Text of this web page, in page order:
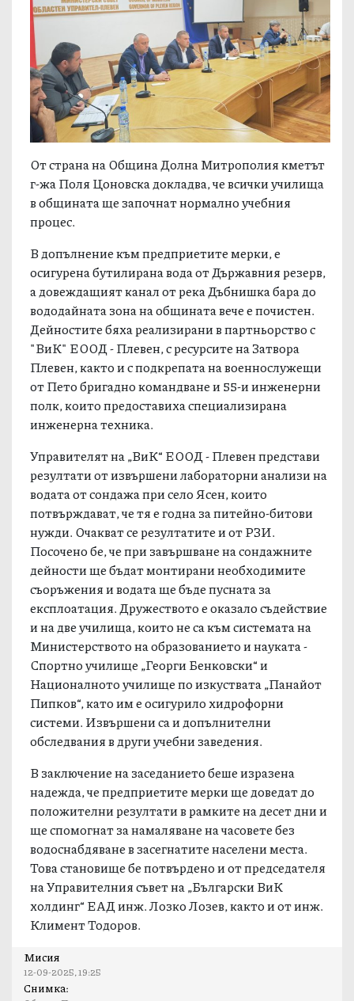
Мисия
12-09-2025, 19:25
Снимка:
От страна на Община Долна Митрополия кметът
г-жа Поля Цоновска докладва, че всички училища
в общината ще започнат нормално учебния
процес.
В допълнение към предприетите мерки, е
осигурена бутилирана вода от Държавния резерв,
а довеждащият канал от река Дъбнишка бара до
вододайната зона на общината вече е почистен.
Дейностите бяха реализирани в партньорство с
"ВиК" ЕООД - Плевен, с ресурсите на Затвора
Плевен, както и с подкрепата на военнослужещи
от Пето бригадно командване и 55-и инженерни
полк, които предоставиха специализирана
инженерна техника.
Управителят на „ВиК“ ЕООД - Плевен представи
резултати от извършени лабораторни анализи на
водата от сондажа при село Ясен, които
потвърждават, че тя е годна за питейно-битови
нужди. Очакват се резултатите и от РЗИ.
Посочено бе, че при завършване на сондажните
дейности ще бъдат монтирани необходимите
съоръжения и водата ще бъде пусната за
експлоатация. Дружеството е оказало съдействие
и на две училища, които не са към системата на
Министерството на образованието и науката -
Спортно училище „Георги Бенковски“ и
Националното училище по изкуствата „Панайот
Пипков“, като им е осигурило хидрофорни
системи. Извършени са и допълнителни
обследвания в други учебни заведения.
В заключение на заседанието беше изразена
надежда, че предприетите мерки ще доведат до
положителни резултати в рамките на десет дни и
ще спомогнат за намаляване на часовете без
водоснабдяване в засегнатите населени места.
Това становище бе потвърдено и от председателя
на Управителния съвет на „Български ВиК
холдинг“ ЕАД инж. Лозко Лозев, както и от инж.
Климент Тодоров.